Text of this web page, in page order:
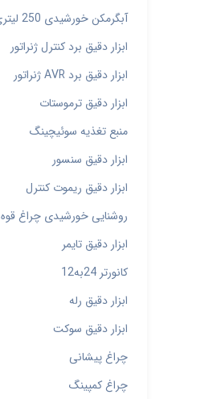
آبگرمکن خورشیدی 250 لیتری
ابزار دقیق برد کنترل ژنراتور
ابزار دقیق برد AVR ژنراتور
ابزار دقیق ترموستات
منبع تغذیه سوئیچینگ
ابزار دقیق سنسور
ابزار دقیق ریموت کنترل
روشنایی خورشیدی چراغ قوه
ابزار دقیق تایمر
کانورتر 24به12
ابزار دقیق رله
ابزار دقیق سوکت
چراغ پیشانی
چراغ کمپینگ